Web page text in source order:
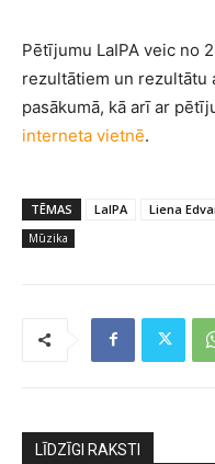
Pētījumu LaIPA veic no
rezultātiem un rezultātu
pasākumā, kā arī ar
interneta vietnē.
TĒMAS LaIPA Liena
Mūzika
LĪDZĪGI RAKSTI